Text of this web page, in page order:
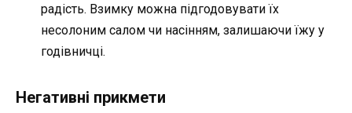
радість. Взимку можна підгодовувати їх
несолоним салом чи насінням, залишаючи їжу у
годівничці.
Негативні прикмети